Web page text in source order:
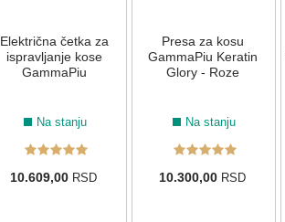
Električna četka za
ispravljanje kose
GammaPiu
Na stanju
10.609,00 RSD
Presa za kosu
GammaPiu Keratin
Glory - Roze
Na stanju
10.300,00 RSD